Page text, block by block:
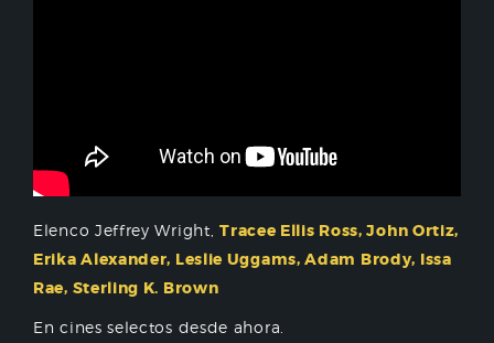
Elenco Jeffrey Wright,Tracee Ellis Ross, John Ortiz,
Erika Alexander, Leslie Uggams, Adam Brody, Issa
Rae, Sterling K. Brown
En cines selectos desde ahora.